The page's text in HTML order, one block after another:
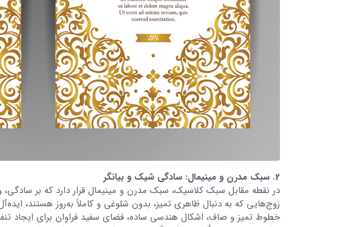
2. سبک مدرن و مینیمال: سادگی شیک و بیانگر
در نقطه مقابل سبک کلاسیک، سبک مدرن و مینیمال قرار دارد که بر
زوج‌هایی که به دنبال ظاهری تمیز، بدون شلوغی و کاملاً به‌روز هستند،
خطوط تمیز و صاف، اشکال هندسی ساده، فضای سفید فراوان برای ایجاد